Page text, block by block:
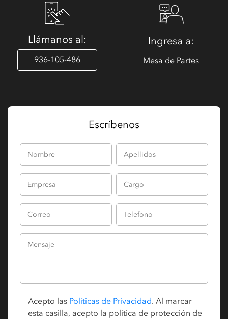
Llámanos al:
936-105-486
Ingresa a:
Mesa de Partes
Escríbenos
Acepto las Políticas de Privacidad. Al marcar
esta casilla, acepto la política de protección de